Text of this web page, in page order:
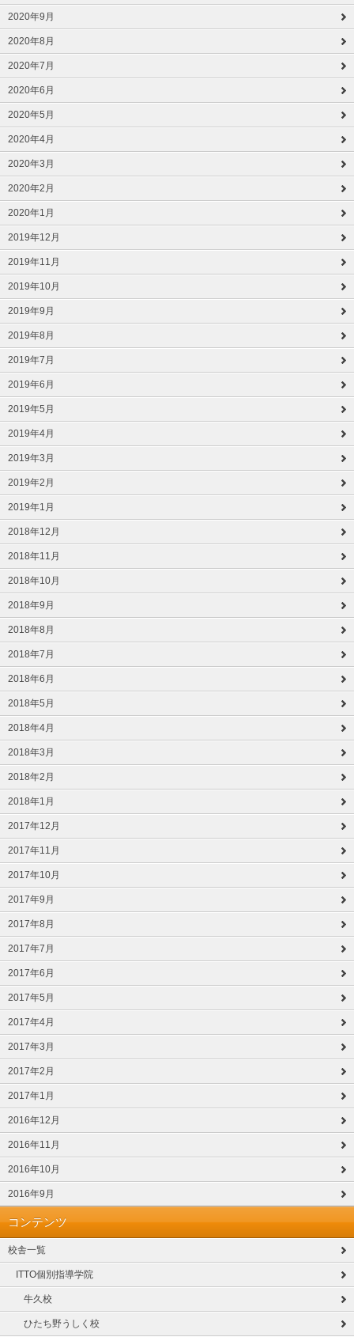
2020年9月
2020年8月
2020年7月
2020年6月
2020年5月
2020年4月
2020年3月
2020年2月
2020年1月
2019年12月
2019年11月
2019年10月
2019年9月
2019年8月
2019年7月
2019年6月
2019年5月
2019年4月
2019年3月
2019年2月
2019年1月
2018年12月
2018年11月
2018年10月
2018年9月
2018年8月
2018年7月
2018年6月
2018年5月
2018年4月
2018年3月
2018年2月
2018年1月
2017年12月
2017年11月
2017年10月
2017年9月
2017年8月
2017年7月
2017年6月
2017年5月
2017年4月
2017年3月
2017年2月
2017年1月
2016年12月
2016年11月
2016年10月
2016年9月
コンテンツ
校舎一覧
ITTO個別指導学院
牛久校
ひたち野うしく校